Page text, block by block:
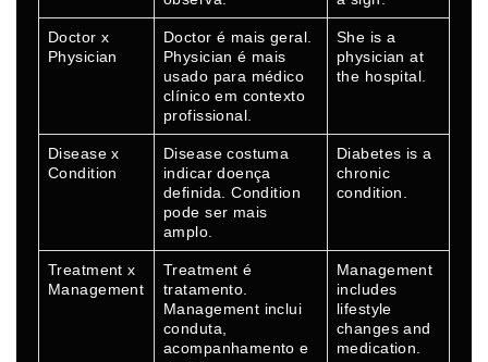
Doctor x
Physician
Doctor é mais geral.
Physician é mais
usado para médico
clínico em contexto
profissional.
She is a
physician at
the hospital.
Disease x
Condition
Disease costuma
indicar doença
definida. Condition
pode ser mais
amplo.
Diabetes is a
chronic
condition.
Treatment x
Management
Treatment é
tratamento.
Management inclui
conduta,
acompanhamento e
Management
includes
lifestyle
changes and
medication.